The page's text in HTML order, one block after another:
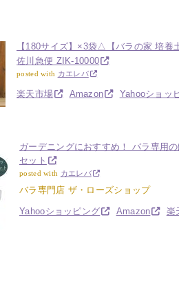
【180サイズ】×3袋△【バラの家 培
佐川急便 ZIK-10000
posted with カエレバ
楽天市場 Amazon Yahooショッ
ガーデニングにおすすめ！ バラ専用
セット
posted with カエレバ
バラ専門店 ザ・ローズショップ
Yahooショッピング Amazon 楽